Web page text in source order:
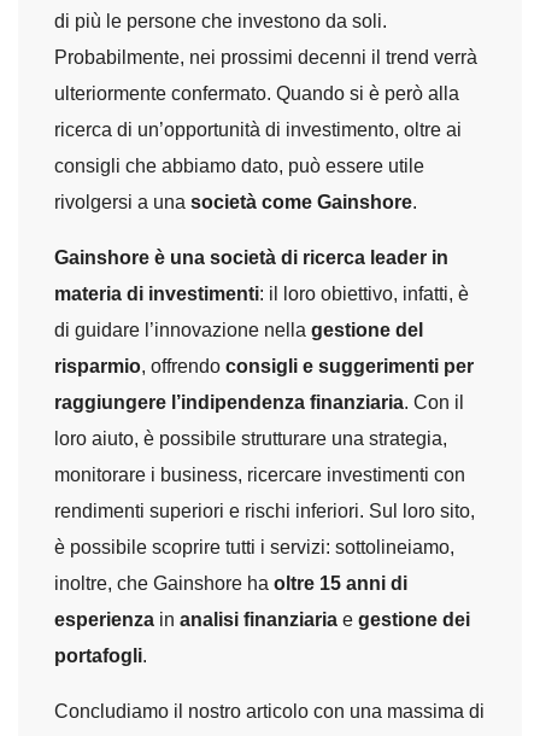
di più le persone che investono da soli.
Probabilmente, nei prossimi decenni il trend verrà
ulteriormente confermato. Quando si è però alla
ricerca di un’opportunità di investimento, oltre ai
consigli che abbiamo dato, può essere utile
rivolgersi a una società come Gainshore.
Gainshore è una società di ricerca leader in
materia di investimenti: il loro obiettivo, infatti, è
di guidare l’innovazione nella gestione del
risparmio, offrendo consigli e suggerimenti per
raggiungere l’indipendenza finanziaria. Con il
loro aiuto, è possibile strutturare una strategia,
monitorare i business, ricercare investimenti con
rendimenti superiori e rischi inferiori. Sul loro sito,
è possibile scoprire tutti i servizi: sottolineiamo,
inoltre, che Gainshore ha oltre 15 anni di
esperienza in analisi finanziaria e gestione dei
portafogli.
Concludiamo il nostro articolo con una massima di